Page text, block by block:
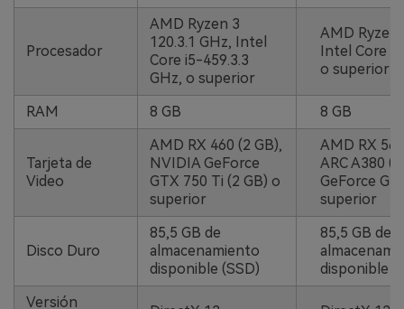
Procesador
AMD Ryzen 3
120.3.1 GHz, Intel
Core i5-459.3.3
GHz, o superior
AMD Ryzen
Intel Core
o superior
RAM 8 GB 8 GB
Tarjeta de
Video
AMD RX 460 (2 GB),
NVIDIA GeForce
GTX 750 Ti (2 GB) o
superior
AMD RX
ARC A380
GeForce
superior
Disco Duro
85,5 GB de
almacenamiento
disponible (SSD)
85,5 GB de
disponible
Versión